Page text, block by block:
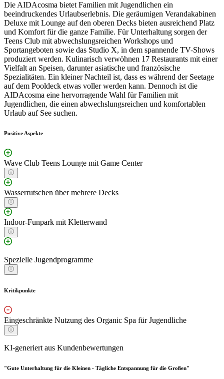
Die AIDAcosma bietet Familien mit Jugendlichen ein
beeindruckendes Urlaubserlebnis. Die geräumigen Verandakabinen
Deluxe mit Lounge auf den oberen Decks bieten ausreichend Platz
und Komfort für die ganze Familie. Für Unterhaltung sorgen der
Teens Club mit abwechslungsreichen Workshops und
Sportangeboten sowie das Studio X, in dem spannende TV-Shows
produziert werden. Kulinarisch verwöhnen 17 Restaurants mit einer
Vielfalt an Speisen, darunter asiatische und französische
Spezialitäten. Ein kleiner Nachteil ist, dass es während der Seetage
auf dem Pooldeck etwas voller werden kann. Dennoch ist die
AIDAcosma eine hervorragende Wahl für Familien mit
Jugendlichen, die einen abwechslungsreichen und komfortablen
Urlaub auf See suchen.
Positive Aspekte
Wave Club Teens Lounge mit Game Center
Wasserrutschen über mehrere Decks
Indoor-Funpark mit Kletterwand
Spezielle Jugendprogramme
Kritikpunkte
Eingeschränkte Nutzung des Organic Spa für Jugendliche
KI-generiert aus Kundenbewertungen
"Gute Unterhaltung für die Kleinen - Tägliche Entspannung für die Großen"